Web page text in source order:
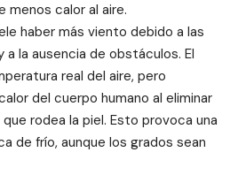
menos calor al aire.
haber más viento debido a las
la ausencia de obstáculos. El
real del aire, pero
del cuerpo humano al eliminar
rodea la piel. Esto provoca una
de frío, aunque los grados sean